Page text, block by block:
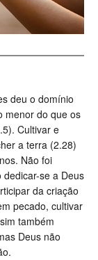
deu o domínio
menor do que os
Cultivar e
a terra (2.28)
Não foi
se a Deus
da criação
pecado, cultivar
também
Deus não